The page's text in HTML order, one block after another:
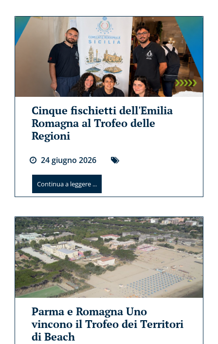
Cinque fischietti dell'Emilia
Romagna al Trofeo delle
Regioni
24giugno 2026
Continua a leggere ...
Parma e Romagna Uno
vincono il Trofeo dei Territori
di Beach